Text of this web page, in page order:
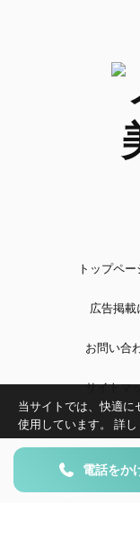
電話をか
トップペー
広告掲載
お問い合
サイトマ
©2026 BijoMAG
当サイトでは、快適
使用しています。 詳し
い。
同意する 同意